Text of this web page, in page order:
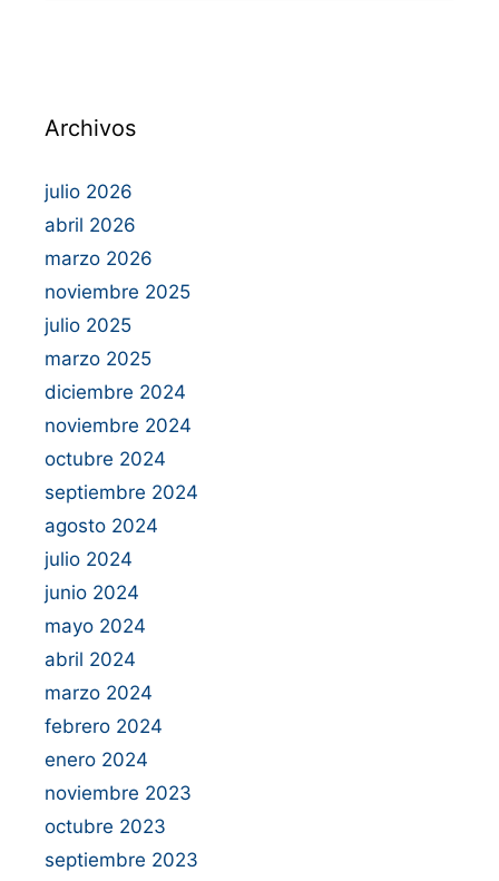
Archivos
julio 2026
abril 2026
marzo 2026
noviembre 2025
julio 2025
marzo 2025
diciembre 2024
noviembre 2024
octubre 2024
septiembre 2024
agosto 2024
julio 2024
junio 2024
mayo 2024
abril 2024
marzo 2024
febrero 2024
enero 2024
noviembre 2023
octubre 2023
septiembre 2023